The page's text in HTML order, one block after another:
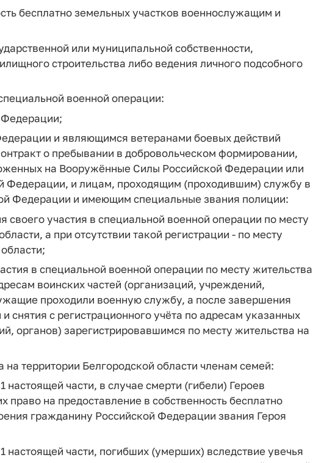
бесплатно земельных участков военнослужащим и
или муниципальной собственности,
строительства либо ведения личного подсобного
военной операции:
Федерации;
и являющимся ветеранами боевых действий
о пребывании в добровольческом формировании,
на Вооружённые Силы Российской Федерации или
Федерации, и лицам, проходящим (проходившим) службу в
Федерации и имеющим специальные звания полиции:
участия в специальной военной операции по месту
а при отсутствии такой регистрации - по месту
в специальной военной операции по месту жительства
воинских частей (организаций, учреждений,
проходили военную службу, а после завершения
снятия с регистрационного учёта по адресам указанных
органов) зарегистрировавшимся по месту жительства на
территории Белгородской области членам семей:
части, в случае смерти (гибели) Героев
на предоставление в собственность бесплатно
гражданину Российской Федерации звания Героя
настоящей части, погибших (умерших) вследствие увечья